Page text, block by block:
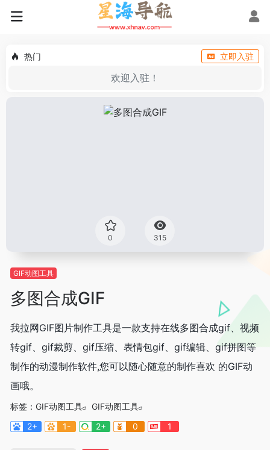
热门 立即入驻
欢迎入驻！
0 315
GIF动图工具
多图合成GIF
我拉网GIF图片制作工具是一款支持在线多图合成gif、视频
转gif、gif裁剪、gif压缩、表情包gif、gif编辑、gif拼图等
制作的动漫制作软件,您可以随心随意的制作喜欢 的GIF动
画哦。
标签： GIF动图工具
GIF动图工具
2+
1- 2+ 0 1